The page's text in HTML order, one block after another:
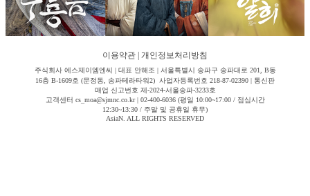
이용약관 개인정보처리방침
주식회사 에스제이엠엔씨 | 대표 안해조 | 서울특별시 송파구 송파대로 201, B동
16층 B-1609호 (문정동, 송파테라타워2) 사업자등록번호 218-87-02390 | 통신판
매업 신고번호 제-2024-서울송파-3233호
고객센터 cs_moa@sjmnc.co.kr | 02-400-6036 (평일 10:00~17:00 / 점심시간
12:30~13:30 / 주말 및 공휴일 휴무)
AsiaN. ALL RIGHTS RESERVED